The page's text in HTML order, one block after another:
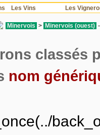
Les Vins Les
Minervois > Minervois (ouest)
classés
nom